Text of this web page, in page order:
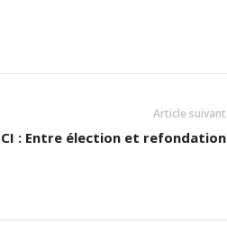
Article suivant
: Entre élection et refondation